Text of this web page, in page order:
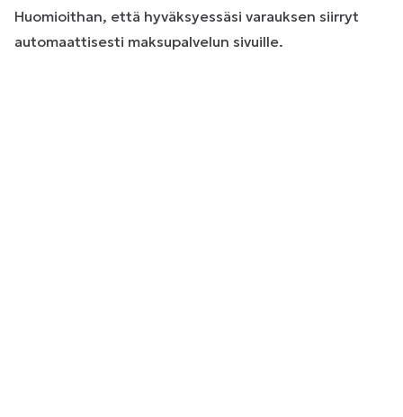
Huomioithan, että hyväksyessäsi varauksen siirryt
automaattisesti maksupalvelun sivuille.